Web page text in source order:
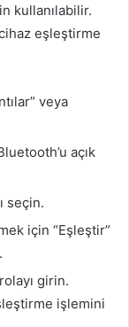
kullanılabilir.
eşleştirme
veya
açık
seçin.
için “Eşleştir”
girin.
işlemini